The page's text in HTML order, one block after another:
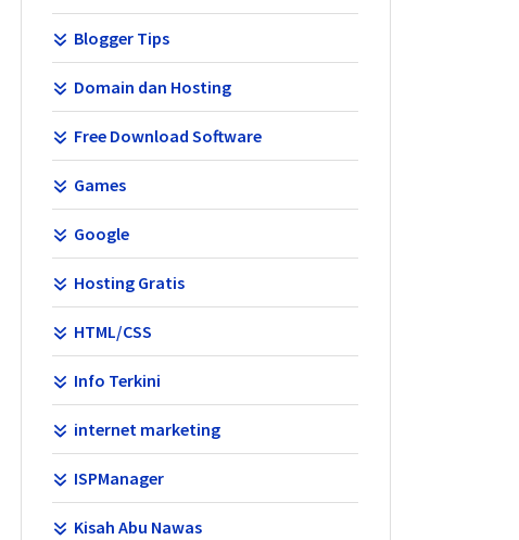
Blogger Tips
Domain dan Hosting
Free Download Software
Games
Google
Hosting Gratis
HTML/CSS
Info Terkini
internet marketing
ISPManager
Kisah Abu Nawas